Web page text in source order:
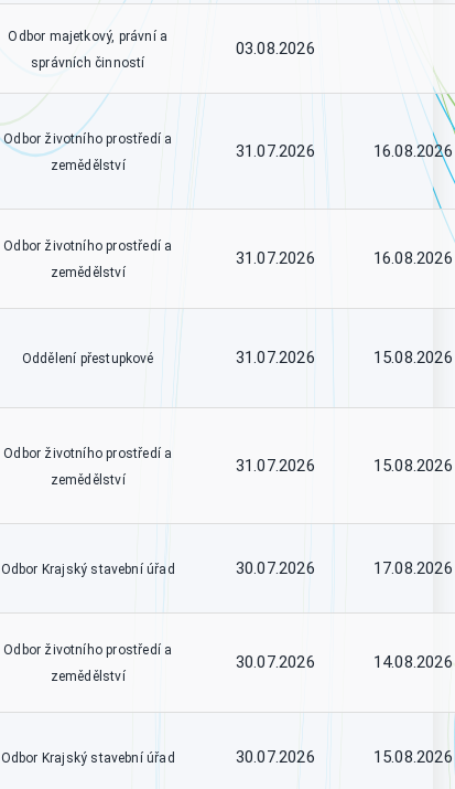
Odbor majetkový, právní a
správních činností
03.08.2026
Odbor životního prostředí a
zemědělství
31.07.2026 16.08.2026
Odbor životního prostředí a
zemědělství
31.07.2026 16.08.2026
Oddělení přestupkové 31.07.2026 15.08.2026
Odbor životního prostředí a
zemědělství
31.07.2026 15.08.2026
Odbor Krajský stavební úřad 30.07.2026 17.08.2026
Odbor životního prostředí a
zemědělství
30.07.2026 14.08.2026
Odbor Krajský stavební úřad 30.07.2026 15.08.2026